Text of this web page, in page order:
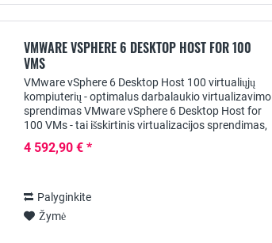
VMWARE VSPHERE 6 DESKTOP HOST FOR 100
VMS
VMware vSphere 6 Desktop Host 100 virtualiųjų
kompiuterių - optimalus darbalaukio virtualizavimo
sprendimas VMware vSphere 6 Desktop Host for
100 VMs - tai išskirtinis virtualizacijos sprendimas,
4 592,90 € *
Palyginkite
Žymė